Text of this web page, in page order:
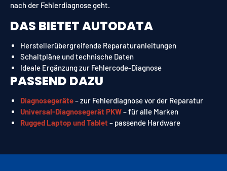
nach der Fehlerdiagnose geht.
DAS BIETET AUTODATA
Herstellerübergreifende Reparaturanleitungen
Schaltpläne und technische Daten
Ideale Ergänzung zur Fehlercode-Diagnose
PASSEND DAZU
Diagnosegeräte– zur Fehlerdiagnose vor der Reparatur
Universal-Diagnosegerät PKW– für alle Marken
Rugged Laptop und Tablet– passende Hardware